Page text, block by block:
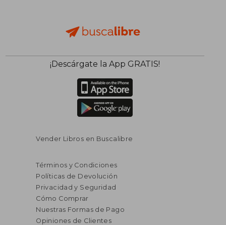
$ 50.89 45%
¡Descárgate la App GRATIS!
Vender Libros en Buscalibre
Términos y Condiciones
Políticas de Devolución
Privacidad y Seguridad
Cómo Comprar
Nuestras Formas de Pago
Opiniones de Clientes